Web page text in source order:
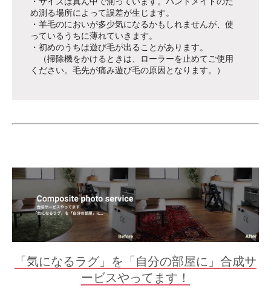
め測る場所によって誤差が生じます。
・羊毛のにおいが多少気になるかもしれませんが、使
っているうちに薄れていきます。
・初めのうちは遊び毛が出ることがあります。
（掃除機をかけるときは、ローラーを止めてご使用
ください。毛先が痛み遊び毛の原因となります。）
「気になるラグ」を「自分の部屋に」合成サ
ービスやってます！